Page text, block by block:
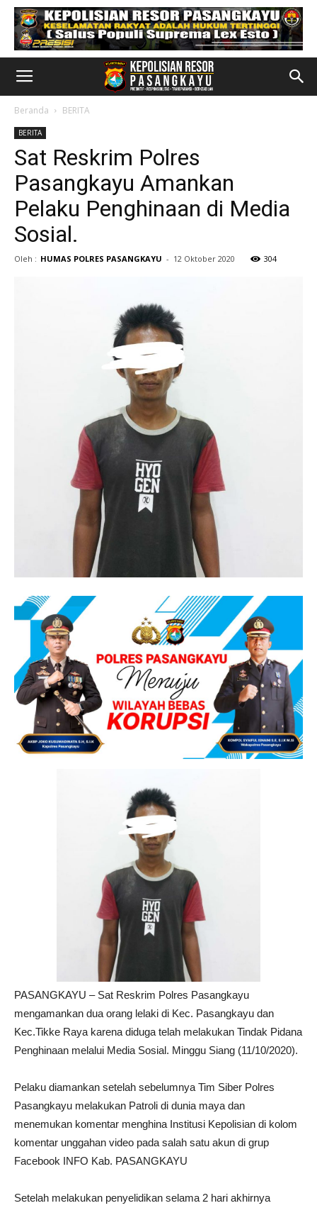
Beranda BERITA
BERITA
Sat Reskrim Polres
Pasangkayu Amankan
Pelaku Penghinaan di Media
Sosial.
Oleh : HUMAS POLRES PASANGKAYU - 12 Oktober 2020 304
PASANGKAYU – Sat Reskrim Polres Pasangkayu
mengamankan dua orang lelaki di Kec. Pasangkayu dan
Kec.Tikke Raya karena diduga telah melakukan Tindak Pidana
Penghinaan melalui Media Sosial. Minggu Siang (11/10/2020).
Pelaku diamankan setelah sebelumnya Tim Siber Polres
Pasangkayu melakukan Patroli di dunia maya dan
menemukan komentar menghina Institusi Kepolisian di kolom
komentar unggahan video pada salah satu akun di grup
Facebook INFO Kab. PASANGKAYU
Setelah melakukan penyelidikan selama 2 hari akhirnya